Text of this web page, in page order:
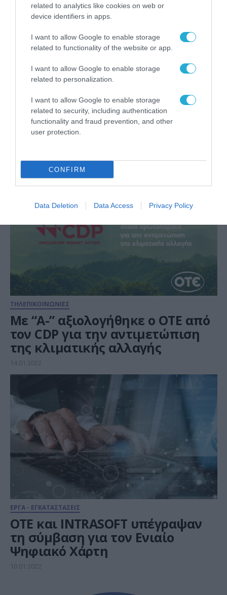
related to analytics like cookies on web or
device identifiers in apps.
I want to allow Google to enable storage
related to functionality of the website or app.
I want to allow Google to enable storage
related to personalization.
I want to allow Google to enable storage
related to security, including authentication
functionality and fraud prevention, and other
user protection.
CONFIRM
Data Deletion Data Access Privacy Policy
ΤΗΛΕΠΙΚΟΙΝΩΝΙΕΣ
Πρόστιμο 9,25 εκατ. ευρώ σε
Cosmote και ΟΤΕ από την Αρχή
31.01.2022
ΤΗΛΕΠΙΚΟΙΝΩΝΙΕΣ
Με “Α-” αξιολογήθηκε ο ΟΤΕ από
τον CDP για την αντιμετώπιση
της κλιματικής αλλαγής
14.01.2022
ΕΡΓΑ - ΕΓΚΑΤΑΣΤΑΣΕΙΣ
ΟΤΕ και INTRASOFT υπέγραψαν
τη σύμβαση για τον Ενιαίο
Ψηφιακό Χάρτη
10.01.2022